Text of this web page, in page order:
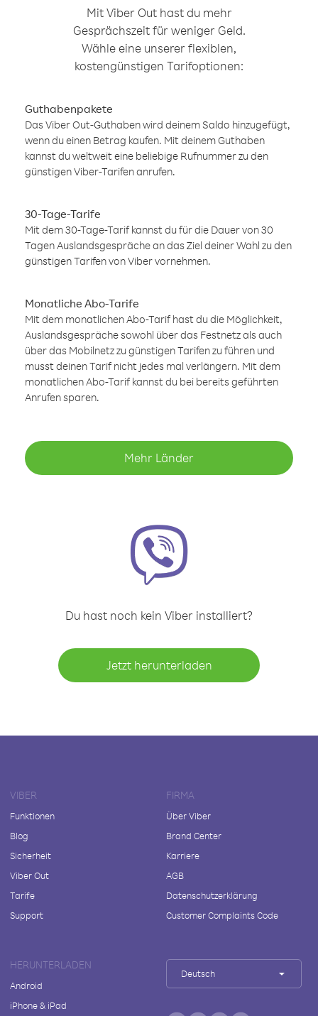
Mit Viber Out hast du mehr
Gesprächszeit für weniger Geld.
Wähle eine unserer flexiblen,
kostengünstigen Tarifoptionen:
Guthabenpakete
Das Viber Out-Guthaben wird deinem Saldo hinzugefügt,
wenn du einen Betrag kaufen. Mit deinem Guthaben
kannst du weltweit eine beliebige Rufnummer zu den
günstigen Viber-Tarifen anrufen.
30-Tage-Tarife
Mit dem 30-Tage-Tarif kannst du für die Dauer von 30
Tagen Auslandsgespräche an das Ziel deiner Wahl zu den
günstigen Tarifen von Viber vornehmen.
Monatliche Abo-Tarife
Mit dem monatlichen Abo-Tarif hast du die Möglichkeit,
Auslandsgespräche sowohl über das Festnetz als auch
über das Mobilnetz zu günstigen Tarifen zu führen und
musst deinen Tarif nicht jedes mal verlängern. Mit dem
monatlichen Abo-Tarif kannst du bei bereits geführten
Anrufen sparen.
Mehr Länder
Du hast noch kein Viber installiert?
Jetzt herunterladen
VIBER
Funktionen
Blog
Sicherheit
Viber Out
Tarife
Support
FIRMA
Über Viber
Brand Center
Karriere
AGB
Datenschutzerklärung
Customer Complaints Code
HERUNTERLADEN
Android
iPhone & iPad
Deutsch